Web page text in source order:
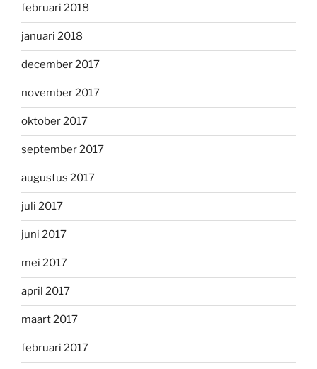
februari 2018
januari 2018
december 2017
november 2017
oktober 2017
september 2017
augustus 2017
juli 2017
juni 2017
mei 2017
april 2017
maart 2017
februari 2017